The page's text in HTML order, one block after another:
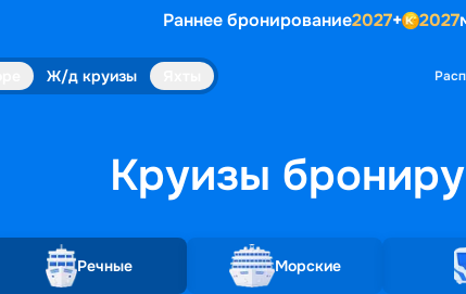
Раннее бронирование2027+ 2027
Ж/д круизы
Круизы
Речные Морские